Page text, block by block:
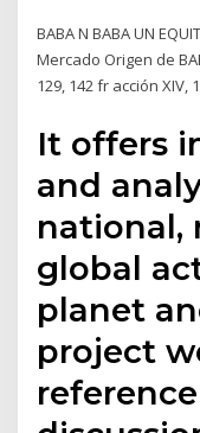
BABA N BABA UN
Mercado Origen de
129, 142 fr acción XIV,
It offers
and
national,
global
planet
project